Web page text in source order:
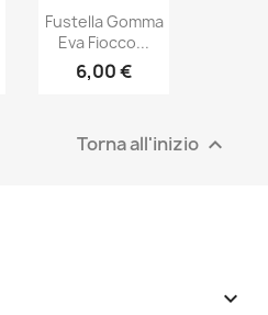
Fustella Gomma
Eva Fiocco...
6,00 €
Torna all'inizio 
